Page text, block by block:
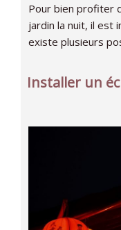
Pour bien profiter
jardin la nuit, il est
existe plusieurs
Installer un